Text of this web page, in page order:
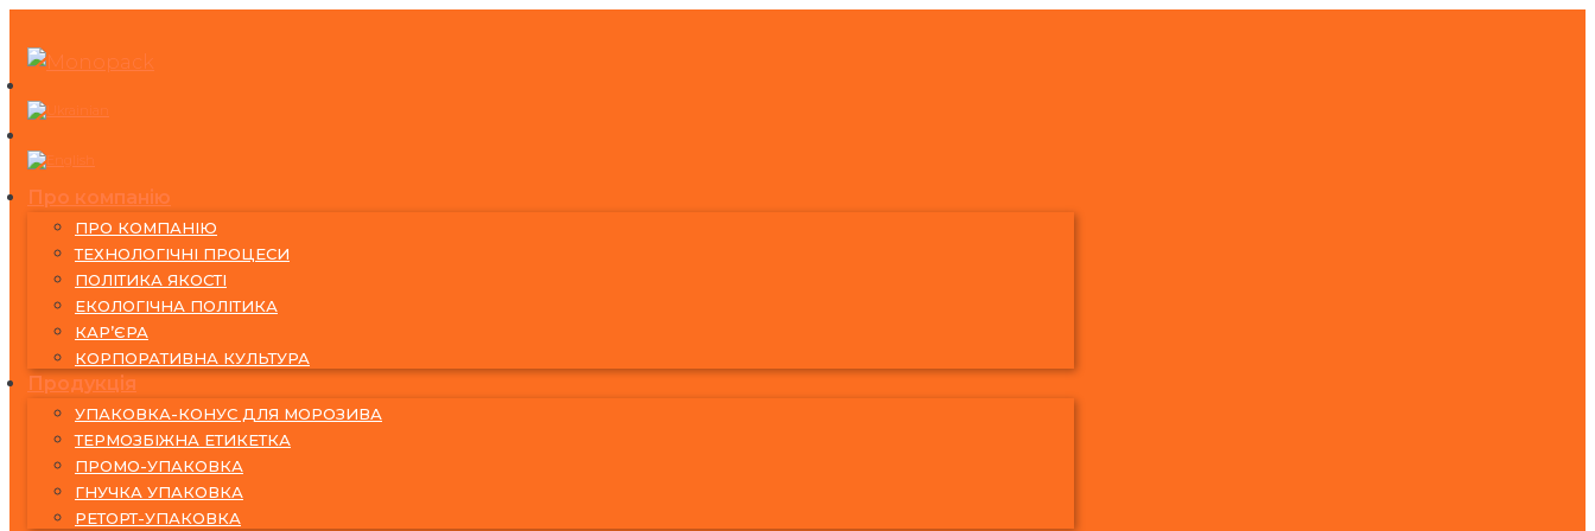
to
content
Про компанію
ПРО КОМПАНІЮ
ТЕХНОЛОГІЧНІ ПРОЦЕСИ
ПОЛІТИКА ЯКОСТІ
ЕКОЛОГІЧНА ПОЛІТИКА
КАР’ЄРА
КОРПОРАТИВНА КУЛЬТУРА
Продукція
УПАКОВКА-КОНУС ДЛЯ МОРОЗИВА
ТЕРМОЗБІЖНА ЕТИКЕТКА
ПРОМО-УПАКОВКА
ГНУЧКА УПАКОВКА
РЕТОРТ-УПАКОВКА